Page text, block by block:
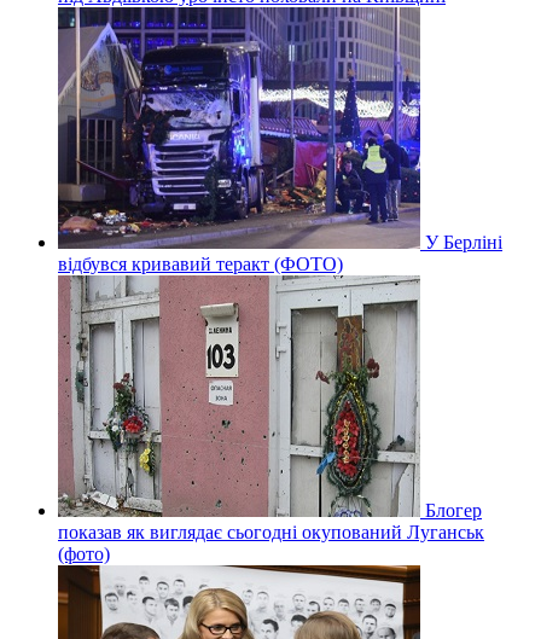
У Берліні
відбувся кривавий теракт (ФОТО)
Блогер
показав як виглядає сьогодні окупований Луганськ
(фото)